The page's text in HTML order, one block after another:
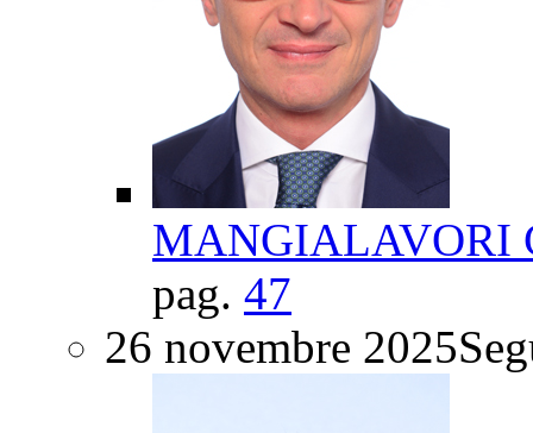
MANGIALAVORI
pag. 47
26 novembre 2025